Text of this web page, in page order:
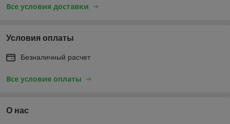
Все условия доставки
Условия оплаты
Безналичный расчет
Все условия оплаты
О нас